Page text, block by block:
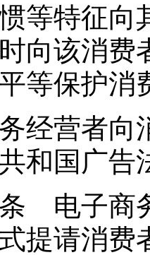
等特征向
向该消费
等保护消
营者向
共和国广
子商务
提请消费